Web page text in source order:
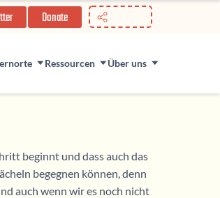
Donate
Ressourcen Über uns
beginnt und dass auch das
begegnen können, denn
auch wenn wir es noch nicht